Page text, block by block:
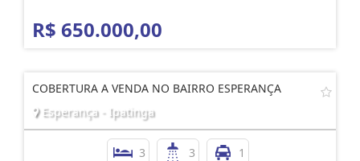
R$ 650.000,00
COBERTURA A VENDA NO BAIRRO ESPERANÇA
Esperança - Ipatinga
3 3 1